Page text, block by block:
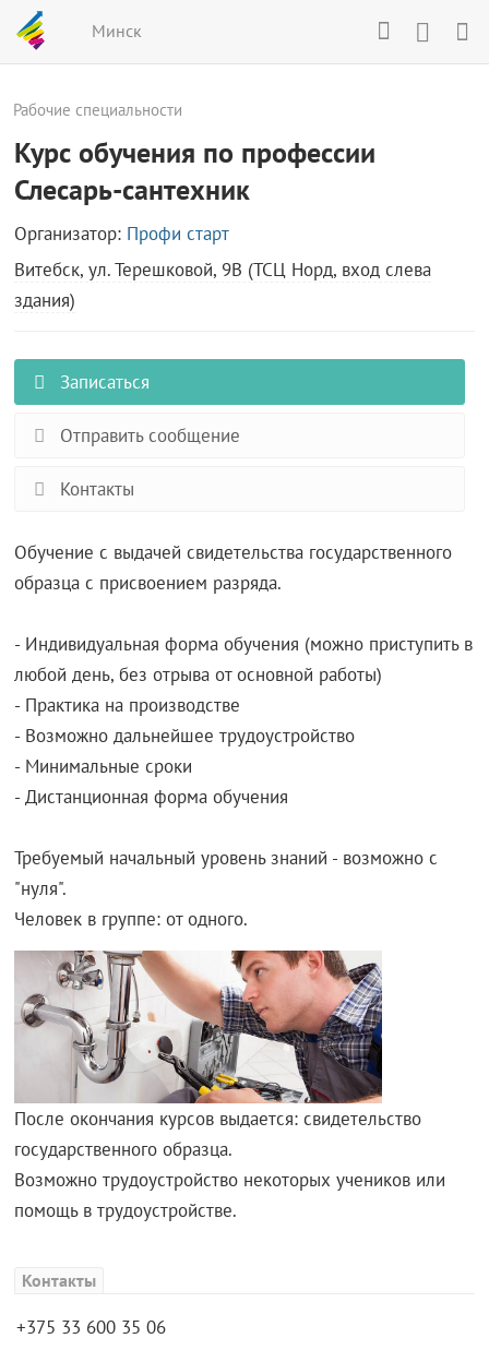
Минск
Рабочие специальности
Курс обучения по профессии
Слесарь-сантехник
Организатор: Профи старт
Витебск, ул. Терешковой, 9В (ТСЦ Норд, вход слева
здания)
Записаться
Отправить сообщение
Контакты
Обучение с выдачей свидетельства государственного
образца с присвоением разряда.
- Индивидуальная форма обучения (можно приступить в
любой день, без отрыва от основной работы)
- Практика на производстве
- Возможно дальнейшее трудоустройство
- Минимальные сроки
- Дистанционная форма обучения
Требуемый начальный уровень знаний - возможно с
"нуля".
Человек в группе: от одного.
После окончания курсов выдается: свидетельство
государственного образца.
Возможно трудоустройство некоторых учеников или
помощь в трудоустройстве.
Контакты
+375 33 600 35 06